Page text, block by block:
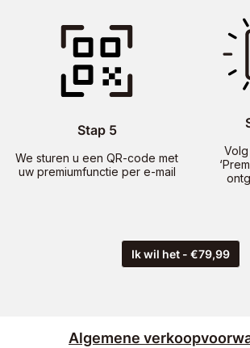
Stap 5
We sturen u een QR-code met
uw premiumfunctie per e-mail
Ik wil het - €79,99
Algemene